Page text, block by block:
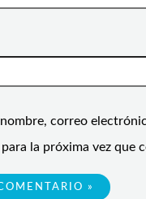
correo
la próxima vez que